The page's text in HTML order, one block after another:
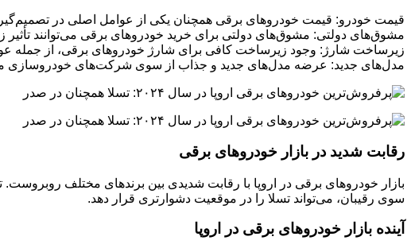
قیمت خودرو: قیمت خودروهای برقی همچنان یکی از عوامل اصلی در
مشوق‌های دولتی: مشوق‌های دولتی برای خرید خودروهای برقی می‌توانند تأثیر
زیرساخت شارژ: وجود زیرساخت کافی برای شارژ خودروهای برقی، از جمله
مدل‌های جدید: عرضه مدل‌های جدید و جذاب از سوی شرکت‌های خودروسازی
رقابت شدید در بازار خودروهای برقی
بازار خودروهای برقی در اروپا با رقابت شدیدی بین برندهای مختلف
سوی رقیبان، می‌تواند تسلا را در موقعیت دشوارتری قرار دهد.
آینده بازار خودروهای برقی در اروپا